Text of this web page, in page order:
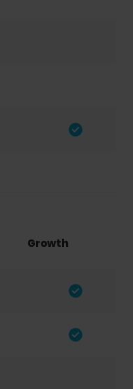
Growth